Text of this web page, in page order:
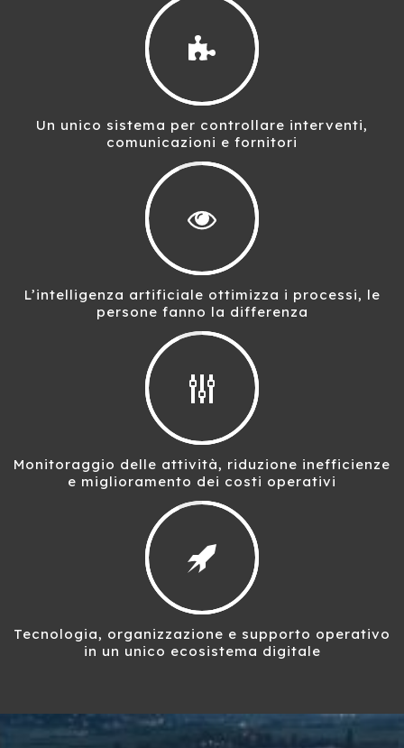
Un unico sistema per controllare interventi,
comunicazioni e fornitori
L’intelligenza artificiale ottimizza i processi, le
persone fanno la differenza
Monitoraggio delle attività, riduzione inefficienze
e miglioramento dei costi operativi
Tecnologia, organizzazione e supporto operativo
in un unico ecosistema digitale